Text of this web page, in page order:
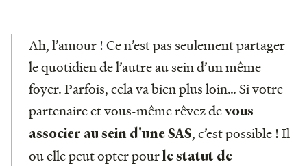
Ah, l’amour ! Ce n’est pas seulement partager
le quotidien de l’autre au sein d’un même
foyer. Parfois, cela va bien plus loin… Si votre
partenaire et vous-même rêvez devous
associer au sein d'une SAS, c’est possible ! Il
ou elle peut opter pourle statut de